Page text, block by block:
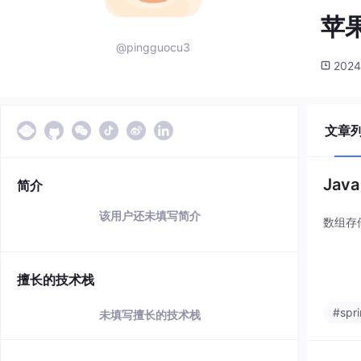
@pingguocu3
苹
简介
该用户还未填写简介
擅长的技术栈
未填写擅长的技术栈
文章
数组存